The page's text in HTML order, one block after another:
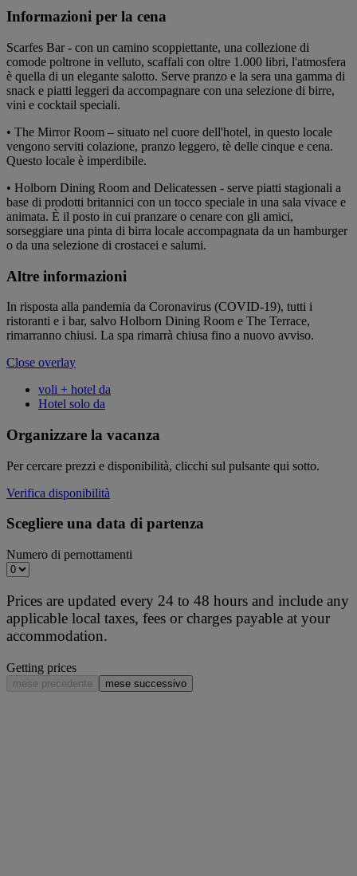
Informazioni per la cena
Scarfes Bar - con un camino scoppiettante, una collezione di
comode poltrone in velluto, scaffali con oltre 1.000 libri, l'atmosfera
è quella di un elegante salotto. Serve pranzo e la sera una gamma di
snack e piatti leggeri da accompagnare con una selezione di birre,
vini e cocktail speciali.
• The Mirror Room – situato nel cuore dell'hotel, in questo locale
vengono serviti colazione, pranzo leggero, tè delle cinque e cena.
Questo locale è imperdibile.
• Holborn Dining Room and Delicatessen - serve piatti stagionali a
base di prodotti britannici con un tocco speciale in una sala vivace e
animata. È il posto in cui pranzare o cenare con gli amici,
sorseggiare una pinta di birra locale accompagnata da un hamburger
o da una selezione di crostacei e salumi.
Altre informazioni
In risposta alla pandemia da Coronavirus (COVID-19), tutti i
ristoranti e i bar, salvo Holborn Dining Room e The Terrace,
rimarranno chiusi. La spa rimarrà chiusa fino a nuovo avviso.
Close overlay
voli + hotel da
Hotel solo da
Organizzare la vacanza
Per cercare prezzi e disponibilità, clicchi sul pulsante qui sotto.
Verifica disponibilità
Scegliere una data di partenza
Numero di pernottamenti
Prices are updated every 24 to 48 hours and include any
applicable local taxes, fees or charges payable at your
accommodation.
Getting prices
mese precedente mese successivo